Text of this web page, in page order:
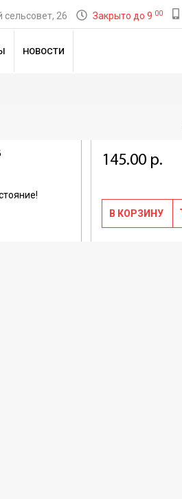
26 Закрыто до 9 00
НОВОСТИ
145.00 р.
В КОРЗИНУ